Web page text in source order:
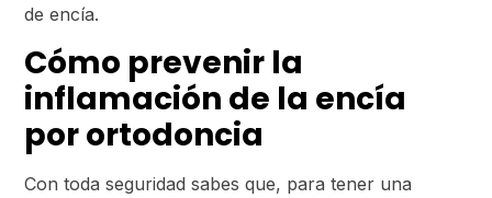
de encía.
Cómo prevenir la
inflamación de la encía
por ortodoncia
Con toda seguridad sabes que, para tener una